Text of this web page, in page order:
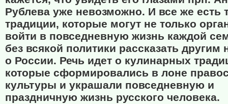
Рублева уже невозможно. И все же есть
традиции, которые могут не только
войти в повседневную жизнь каждой
без всякой политики рассказать другим
о России. Речь идет о кулинарных
которые сформировались в лоне
культуры и украшали повседневную и
праздничную жизнь русского человека.